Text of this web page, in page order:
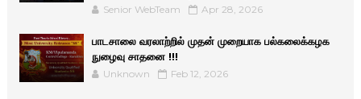
Senior WebTeam Apr 28, 2026
பாடசாலை வரலாற்றில் முதன் முறையாக பல்கலைக்கழக
நுழைவு சாதனை !!!
Unknown Feb 12, 2026